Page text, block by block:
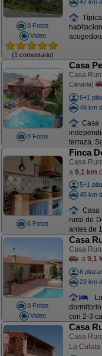
8 Fotos
Video
(1 comentario)
47 km
8 Fotos
Casa
Casa
Canaria)
6+1
49 km
Casa
terraza.
6 Fotos
Finca
Casa
a 9,1 km
5+1
45 km
Casa
rural de
antes de
8 Fotos
Video
Casa
Casa
a 9,1
6
22 km
con 2-3
Casa
Casa
La Culata